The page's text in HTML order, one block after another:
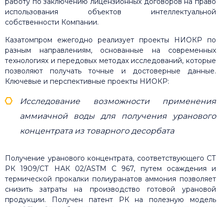
использования объектов интеллектуальной
собственности Компании.
Казатомпром ежегодно реализует проекты НИОКР по
разным направлениям, основанные на современных
технологиях и передовых методах исследований, которые
позволяют получать точные и достоверные данные.
Ключевые и перспективные проекты НИОКР:
Исследование возможности применения
аммиачной воды для получения уранового
концентрата из товарного десорбата
Получение уранового концентрата, соответствующего СТ
РК 1909/СТ НАК 02/ASTM C 967, путем осаждения и
термической прокалки полиуранатов аммония позволяет
снизить затраты на производство готовой урановой
продукции. Получен патент РК на полезную модель